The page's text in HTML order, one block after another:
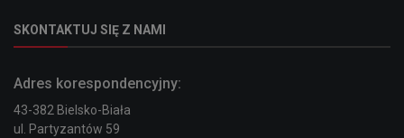
SKONTAKTUJ SIĘ Z NAMI
Adres korespondencyjny:
43-382 Bielsko-Biała
ul. Partyzantów 59